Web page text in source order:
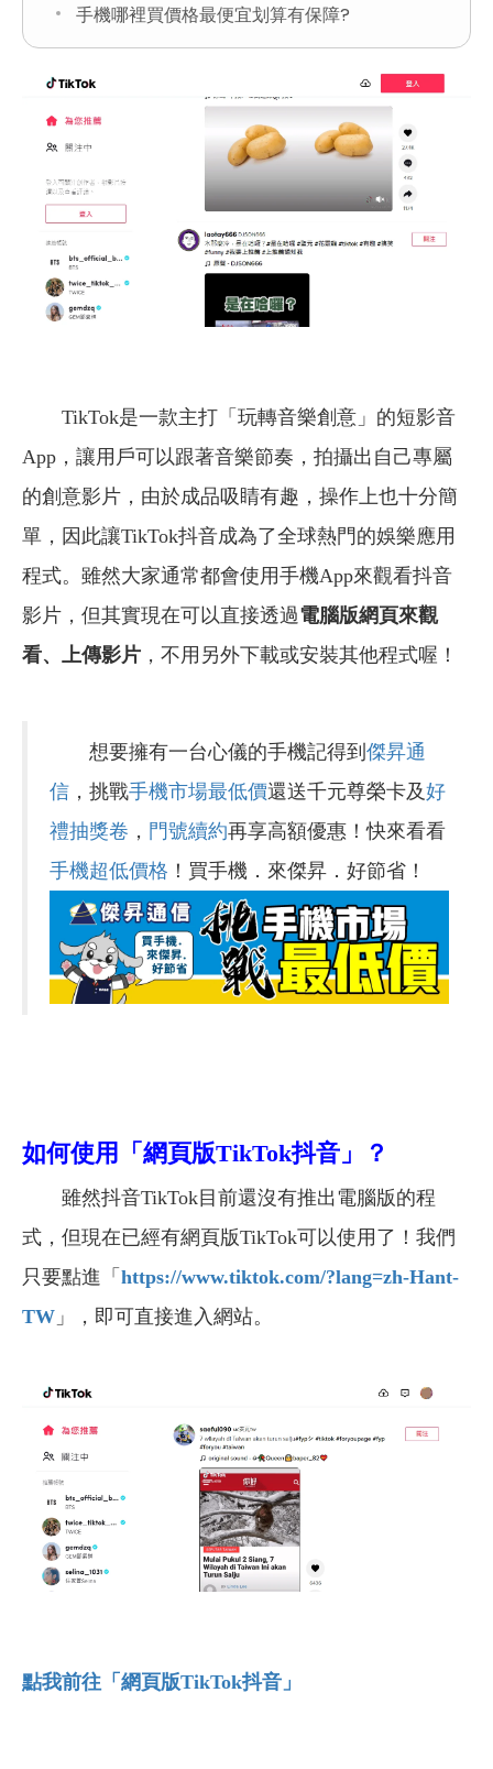
手機哪裡買價格最便宜划算有保障?
TikTok是一款主打「玩轉音樂創意」的短影音
App，讓用戶可以跟著音樂節奏，拍攝出自己專屬
的創意影片，由於成品吸睛有趣，操作上也十分簡
單，因此讓TikTok抖音成為了全球熱門的娛樂應用
程式。雖然大家通常都會使用手機App來觀看抖音
影片，但其實現在可以直接透過電腦版網頁來觀
看、上傳影片 ，不用另外下載或安裝其他程式喔！
想要擁有一台心儀的手機記得到 傑昇通
信 ，挑戰手機市場最低價還送千元尊榮卡及好
禮抽獎卷 ， 門號續約再享高額優惠！快來看看
手機超低價格 ！買手機．來傑昇．好節省！
如何使用「網頁版TikTok抖音」？
雖然抖音TikTok目前還沒有推出電腦版的程
式，但現在已經有網頁版TikTok可以使用了！我們
只要點進「 https://www.tiktok.com/?lang=zh-Hant-
TW 」，即可直接進入網站。
點我前往「網頁版TikTok抖音」